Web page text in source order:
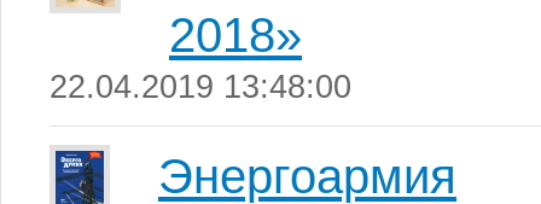
2018»
22.04.2019 13:48:00
Энергоармия